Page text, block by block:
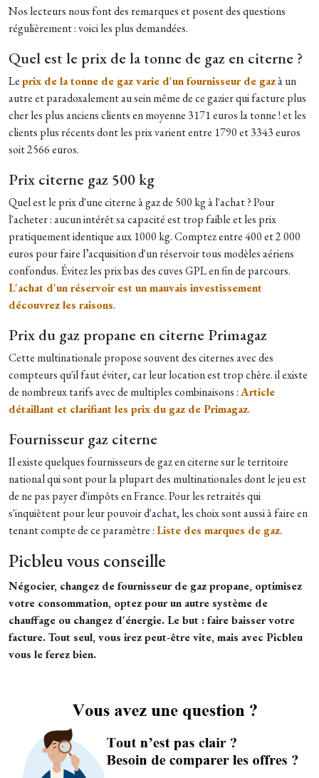
Nos lecteurs nous font des remarques et posent des questions
régulièrement : voici les plus demandées.
Quel est le prix de la tonne de gaz en citerne ?
Leprix de la tonne de gaz varie d'un fournisseur de gazà un
autre et paradoxalement au sein même de ce gazier qui facture plus
cher les plus anciens clients en moyenne 3171 euros la tonne ! et les
clients plus récents dont les prix varient entre 1790 et 3343 euros
soit 2566 euros.
Prix citerne gaz 500 kg
Quel est le prix d'une citerne à gaz de 500 kg à l'achat ? Pour
l'acheter : aucun intérêt sa capacité est trop faible et les prix
pratiquement identique aux 1000 kg. Comptez entre 400 et 2 000
euros pour faire l’acquisition d'un réservoir tous modèles aériens
confondus. Évitez les prix bas des cuves GPL en fin de parcours.
L'achat d'un réservoir est un mauvais investissement
découvrez les raisons.
Prix du gaz propane en citerne Primagaz
Cette multinationale propose souvent des citernes avec des
compteurs qu'il faut éviter, car leur location est trop chère. il existe
de nombreux tarifs avec de multiples combinaisons :Article
détaillant et clarifiant les prix du gaz de Primagaz.
Fournisseur gaz citerne
Il existe quelques fournisseurs de gaz en citerne sur le territoire
national qui sont pour la plupart des multinationales dont le jeu est
de ne pas payer d'impôts en France. Pour les retraités qui
s'inquiètent pour leur pouvoir d'achat, les choix sont aussi à faire en
tenant compte de ce paramètre :Liste des marques de gaz.
Picbleu vous conseille
Négocier, changez de fournisseur de gaz propane, optimisez
votre consommation, optez pour un autre système de
chauffage ou changez d'énergie. Le but : faire baisser votre
facture. Tout seul, vous irez peut-être vite, mais avec Picbleu
vous le ferez bien.